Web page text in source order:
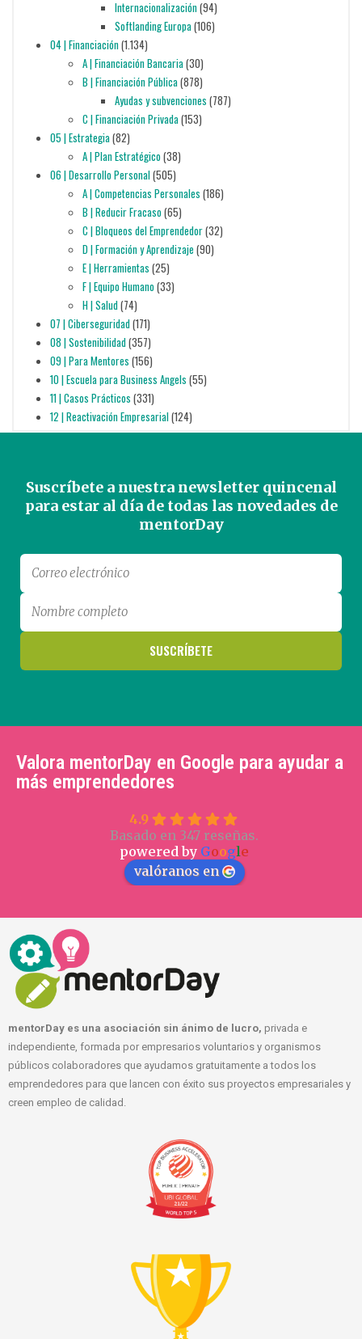
Internacionalización(94)
Softlanding Europa(106)
04 | Financiación(1.134)
A | Financiación Bancaria(30)
B | Financiación Pública(878)
Ayudas y subvenciones (787)
C | Financiación Privada(153)
05 | Estrategia(82)
A | Plan Estratégico(38)
06 | Desarrollo Personal(505)
A | Competencias Personales (186)
B | Reducir Fracaso(65)
C | Bloqueos del Emprendedor(32)
D | Formación y Aprendizaje (90)
E | Herramientas (25)
F | Equipo Humano(33)
H | Salud(74)
07 | Ciberseguridad(171)
08 | Sostenibilidad(357)
09 | Para Mentores (156)
10 | Escuela para Business Angels (55)
11 | Casos Prácticos (331)
12 | Reactivación Empresarial(124)
Suscríbete a nuestra newsletter quincenal
para estar al día de todas las novedades de
mentorDay
Valora mentorDay en Google para ayudar a
más emprendedores
4.9
Basado en 347 reseñas.
powered by Google
valóranos en
mentorDay es una asociación sin ánimo de lucro, privada e
independiente, formada por empresarios voluntarios y organismos
públicos colaboradores que ayudamos gratuitamente a todos los
emprendedores para que lancen con éxito sus proyectos empresariales y
creen empleo de calidad.